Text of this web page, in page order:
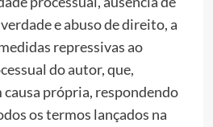
e abuso de direito, a
repressivas ao
do autor, que,
causa própria, respondendo
os termos lançados na